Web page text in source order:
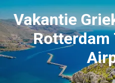
Vakantie
Rotterdam